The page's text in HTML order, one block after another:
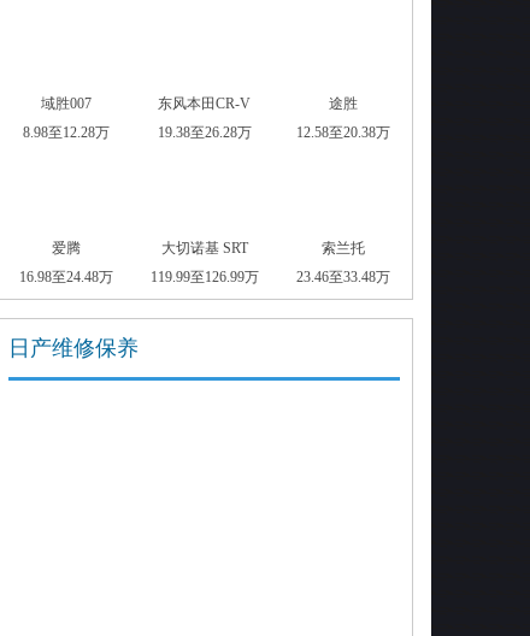
域胜007
8.98至12.28万
东风本田CR-V
19.38至26.28万
途胜
12.58至20.38万
爱腾
16.98至24.48万
大切诺基 SRT
119.99至126.99万
索兰托
23.46至33.48万
日产维修保养